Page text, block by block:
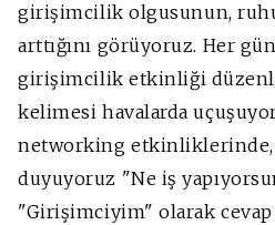
girişimcilik olgusunun,
arttığını görüyoruz. Her
girişimcilik etkinliği
kelimesi havalarda
networking etkinliklerinde,
duyuyoruz "Ne iş
"Girişimciyim" olarak